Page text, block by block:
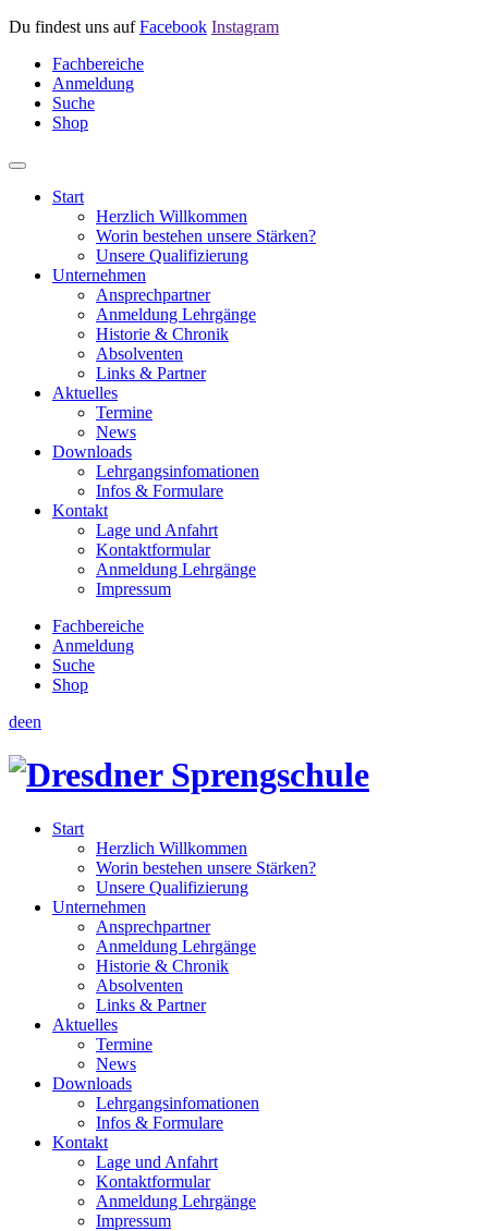
Du findest uns aufFacebook Instagram
Fachbereiche
Anmeldung
Suche
Shop
Start
Herzlich Willkommen
Worin bestehen unsere Stärken?
Unsere Qualifizierung
Unternehmen
Ansprechpartner
Anmeldung Lehrgänge
Historie & Chronik
Absolventen
Links & Partner
Aktuelles
Termine
News
Downloads
Lehrgangsinfomationen
Infos & Formulare
Kontakt
Lage und Anfahrt
Kontaktformular
Anmeldung Lehrgänge
Impressum
Fachbereiche
Anmeldung
Suche
Shop
deen
Start
Herzlich Willkommen
Worin bestehen unsere Stärken?
Unsere Qualifizierung
Unternehmen
Ansprechpartner
Anmeldung Lehrgänge
Historie & Chronik
Absolventen
Links & Partner
Aktuelles
Termine
News
Downloads
Lehrgangsinfomationen
Infos & Formulare
Kontakt
Lage und Anfahrt
Kontaktformular
Anmeldung Lehrgänge
Impressum